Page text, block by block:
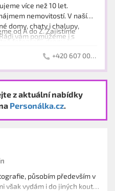
více než 10 let.
nemovitostí. V naší
domy, chaty i chalupy,
vám pomůžeme i s
od A do Z. Zajistíme
fotografií, dronu či
na realitní servery,
prohlídky a
zařídíme právní i
katastr nemovitostí a
protokolu a přepisu
Boleslav
Nymburk
+420 607 009 608
z aktuální nabídky
Personálka.cz.
působím především v
však vydám i do jiných koutů